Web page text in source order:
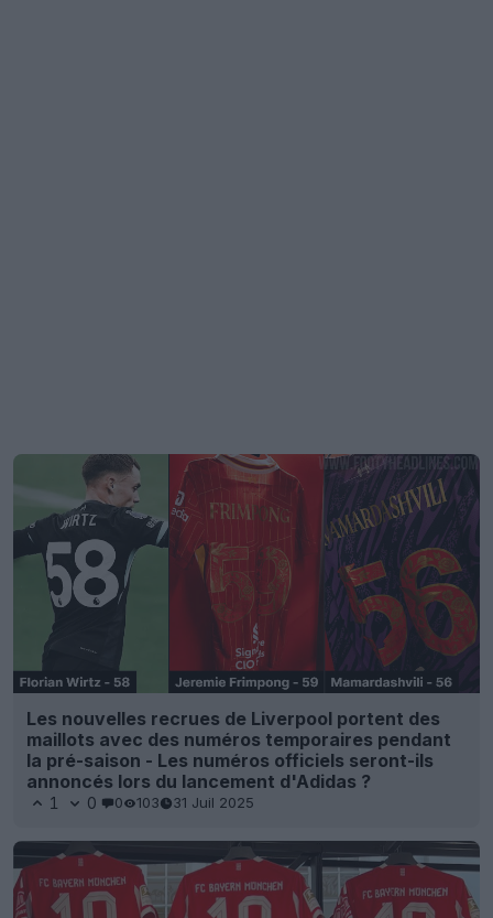
Les nouvelles recrues de Liverpool portent des
maillots avec des numéros temporaires pendant
la pré-saison - Les numéros officiels seront-ils
annoncés lors du lancement d'Adidas ?
1 0 0 103 31 Juil 2025